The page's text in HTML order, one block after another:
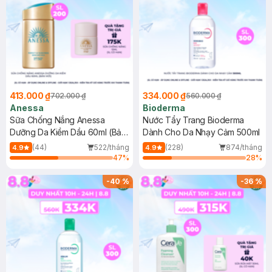
413.000 ₫702.000 ₫
Anessa
Sữa Chống Nắng Anessa
Dưỡng Da Kiềm Dầu 60ml (Bản
Mới)
4.9 (44)
522/tháng
47%
334.000 ₫560.000 ₫
Bioderma
Nước Tẩy Trang Bioderma
Dành Cho Da Nhạy Cảm 500ml
4.9 (228)
874/tháng
28%
-40% -36%